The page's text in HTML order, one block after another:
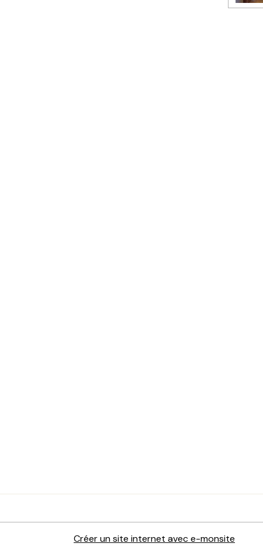
Créer un site internet avec e-monsite